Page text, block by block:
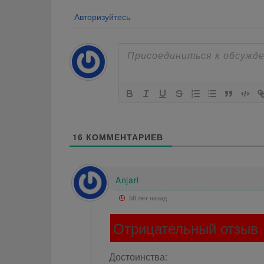
Авторизуйтесь
16 КОММЕНТАРИЕВ
Anjari
56 лет назад
Отрицательный отзыв
Достоинства: